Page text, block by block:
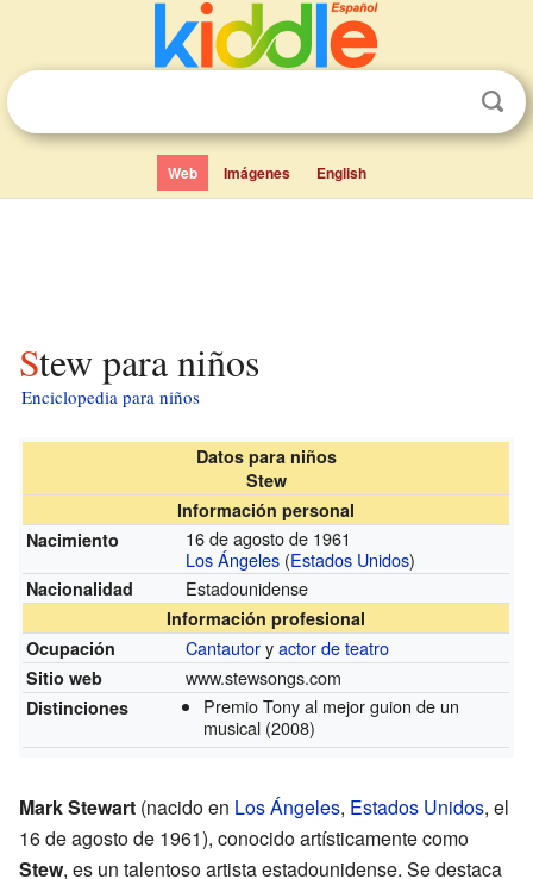
Web Imágenes English
Stew para niños
Enciclopedia para niños
Datos para niños
Stew
Información personal
Nacimiento
16 de agosto de 1961
Los Ángeles (Estados Unidos)
Nacionalidad Estadounidense
Información profesional
Ocupación
Cantautoryactor de teatro
Sitio web www.stewsongs.com
Distinciones
Premio Tony al mejor guion de un
musical (2008)
Mark Stewart (nacido en Los Ángeles, Estados Unidos, el
16 de agosto de 1961), conocido artísticamente como
Stew, es un talentoso artista estadounidense. Se destaca